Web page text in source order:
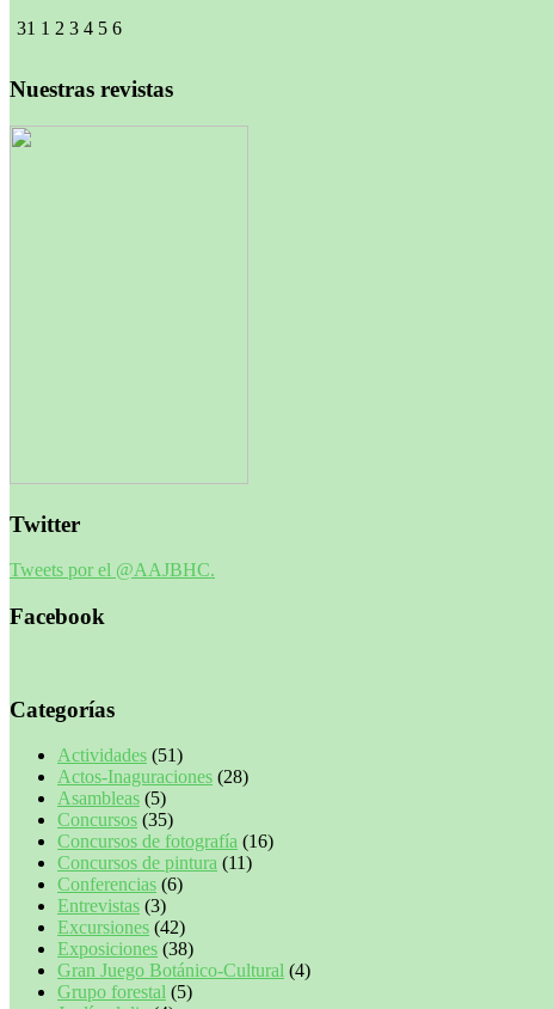
31 1 2 3 4 5 6
Nuestras revistas
Twitter
Tweets por el @AAJBHC.
Facebook
Categorías
Actividades (51)
Actos-Inaguraciones (28)
Asambleas (5)
Concursos (35)
Concursos de fotografía (16)
Concursos de pintura (11)
Conferencias (6)
Entrevistas (3)
Excursiones (42)
Exposiciones (38)
Gran Juego Botánico-Cultural (4)
Grupo forestal (5)